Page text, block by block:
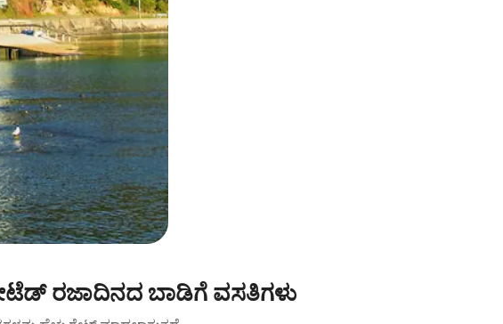
ರಜಾದಿನದ ಬಾಡಿಗೆ ವಸತಿಗಳು